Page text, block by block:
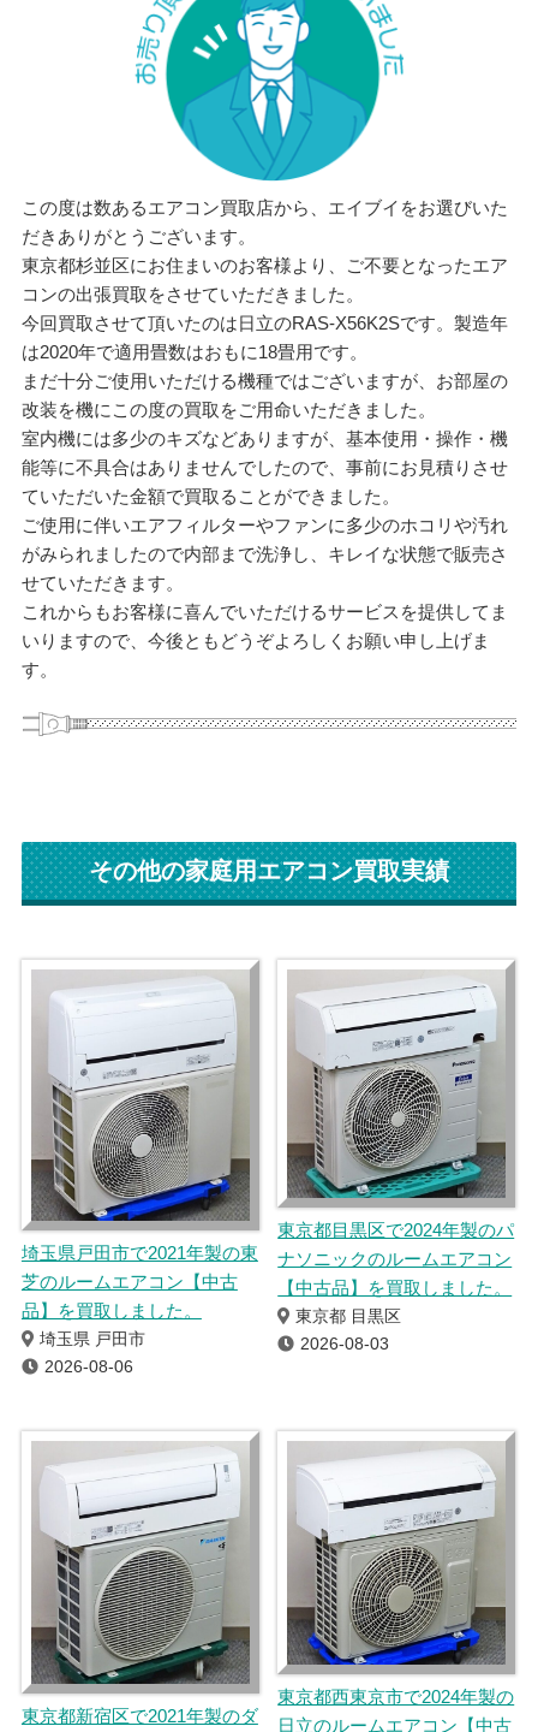
この度は数あるエアコン買取店から、エイブイをお選びいた
だきありがとうございます。
東京都杉並区にお住まいのお客様より、ご不要となったエア
コンの出張買取をさせていただきました。
今回買取させて頂いたのは日立のRAS-X56K2Sです。製造年
は2020年で適用畳数はおもに18畳用です。
まだ十分ご使用いただける機種ではございますが、お部屋の
改装を機にこの度の買取をご用命いただきました。
室内機には多少のキズなどありますが、基本使用・操作・機
能等に不具合はありませんでしたので、事前にお見積りさせ
ていただいた金額で買取ることができました。
ご使用に伴いエアフィルターやファンに多少のホコリや汚れ
がみられましたので内部まで洗浄し、キレイな状態で販売さ
せていただきます。
これからもお客様に喜んでいただけるサービスを提供してま
いりますので、今後ともどうぞよろしくお願い申し上げま
す。
その他の家庭用エアコン買取実績
埼玉県戸田市で2021年製の東
芝のルームエアコン【中古
品】を買取しました。
埼玉県 戸田市
2026-08-06
東京都目黒区で2024年製のパ
ナソニックのルームエアコン
【中古品】を買取しました。
東京都 目黒区
2026-08-03
東京都新宿区で2021年製のダ
東京都西東京市で2024年製の
日立のルームエアコン【中古